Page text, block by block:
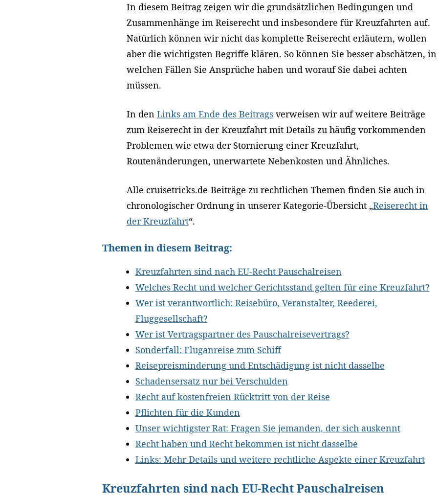
In diesem Beitrag zeigen wir die grundsätzlichen Bedingungen und
Zusammenhänge im Reiserecht und insbesondere für Kreuzfahrten auf.
Natürlich können wir nicht das komplette Reiserecht erläutern, wollen
aber die wichtigsten Begriffe klären. So können Sie besser abschätzen, in
welchen Fällen Sie Ansprüche haben und worauf Sie dabei achten
müssen.
In den Links am Ende des Beitragsverweisen wir auf weitere Beiträge
zum Reiserecht in der Kreuzfahrt mit Details zu häufig vorkommenden
Problemen wie etwa der Stornierung einer Kreuzfahrt,
Routenänderungen, unerwartete Nebenkosten und Ähnliches.
Alle cruisetricks.de-Beiträge zu rechtlichen Themen finden Sie auch in
chronologischer Ordnung in unserer Kategorie-Übersicht „Reiserecht in
der Kreuzfahrt“.
Themen in diesem Beitrag:
Kreuzfahrten sind nach EU-Recht Pauschalreisen
Welches Recht und welcher Gerichtsstand gelten für eine Kreuzfahrt?
Wer ist verantwortlich: Reisebüro, Veranstalter, Reederei,
Fluggesellschaft?
Wer ist Vertragspartner des Pauschalreisevertrags?
Sonderfall: Fluganreise zum Schiff
Reisepreisminderung und Entschädigung ist nicht dasselbe
Schadensersatz nur bei Verschulden
Recht auf kostenfreien Rücktritt von der Reise
Pflichten für die Kunden
Unser wichtigster Rat: Fragen Sie jemanden, der sich auskennt
Recht haben und Recht bekommen ist nicht dasselbe
Links: Mehr Details und weitere rechtliche Aspekte einer Kreuzfahrt
Kreuzfahrten sind nach EU-Recht Pauschalreisen